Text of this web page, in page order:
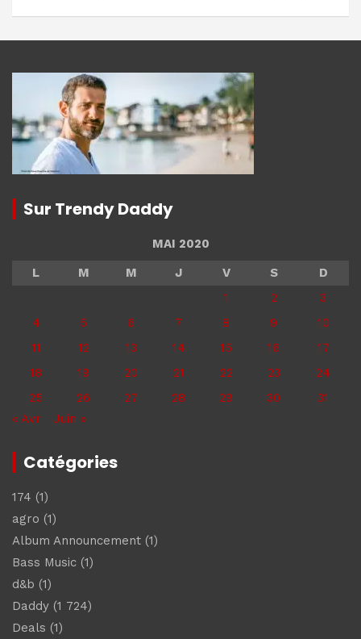
Sur Trendy Daddy
MAI 2020
L
M M J V S
D
1
2
3
4
5 6 7 8 9
10
11
12 13 14 15 16
17
18
19 20 21 22 23
24
25
26 27 28 29 30
31
« Avr
Juin »
Catégories
174 (1)
agro (1)
Album Announcement (1)
Bass Music (1)
d&b (1)
Daddy (1 724)
Deals (1)